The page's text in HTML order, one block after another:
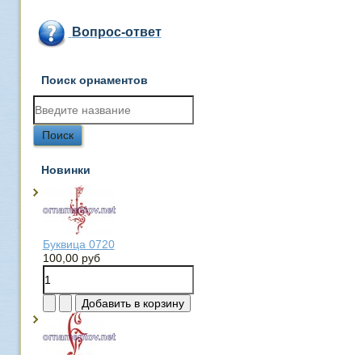
Вопрос-ответ
Поиск орнаментов
Новинки
Буквица 0720
100,00 руб